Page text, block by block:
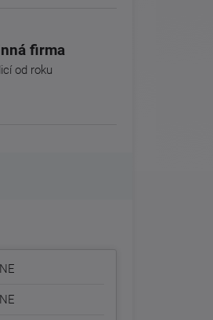
firma
od roku
NE
NE